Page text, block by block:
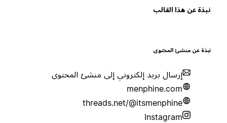
عن هذا القالب
عن منشئ المحتوى
إرسال بريد إلكتروني إلى منشئ المحتوى
menphine.com
threads.net/@itsmenphine
Instagram